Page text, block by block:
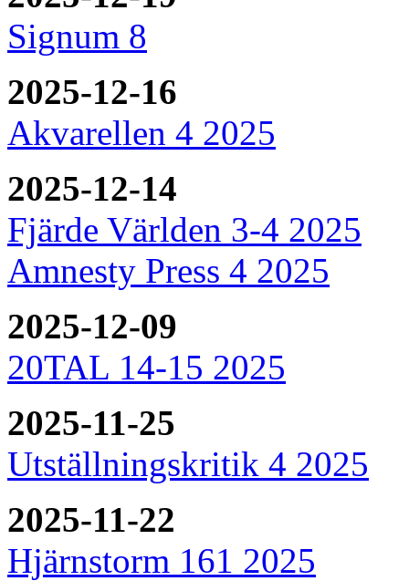
Signum 8
2025-12-16
Akvarellen 4 2025
2025-12-14
Fjärde Världen 3-4 2025
Amnesty Press 4 2025
2025-12-09
20TAL 14-15 2025
2025-11-25
Utställningskritik 4 2025
2025-11-22
Hjärnstorm 161 2025